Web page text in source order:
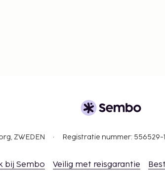
zijn mogelijk.
ZWEDEN Registratie nummer: 556529-
bij Sembo Veilig met reisgarantie